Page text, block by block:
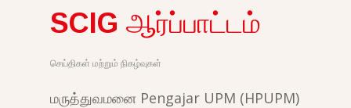
SCIG ஆர்ப்பாட்டம்
செய்திகள் மற்றும் நிகழ்வுகள்
மருத்துவமனை Pengajar UPM (HPUPM)